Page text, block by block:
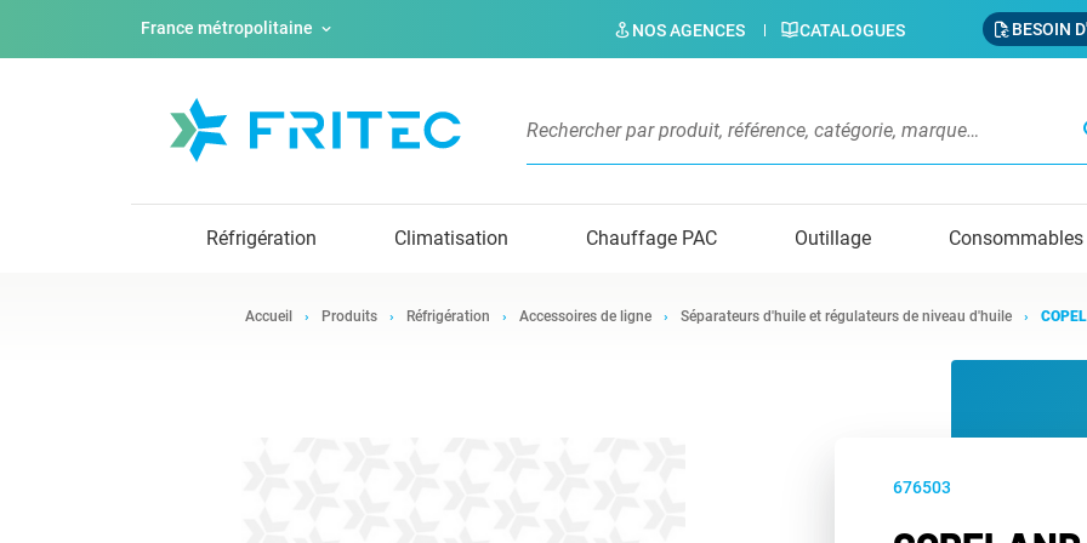
France métropolitaine NOS AGENCES CATALOGUES BESOIN
Réfrigération Climatisation Chauffage PAC Outillage Consommables
Accueil Produits Réfrigération Accessoires de ligne Séparateurs d'huile et régulateurs de niveau d'huile
676503